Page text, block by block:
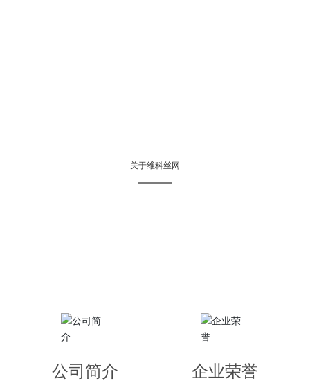
关于维科丝网
公司简介 企业荣誉